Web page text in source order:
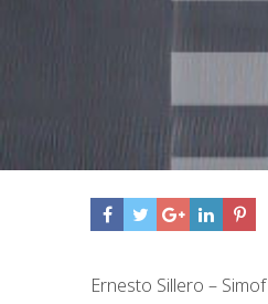
Ernesto Sillero –